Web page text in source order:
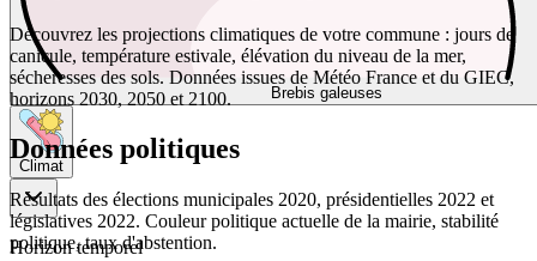
Brebis galeuses
Climat
Horizon temporel
Découvrez les projections climatiques de votre commune : jours de
canicule, température estivale, élévation du niveau de la mer,
sécheresses des sols. Données issues de Météo France et du GIEC,
horizons 2030, 2050 et 2100.
Données politiques
Résultats des élections municipales 2020, présidentielles 2022 et
législatives 2022. Couleur politique actuelle de la mairie, stabilité
politique, taux d'abstention.